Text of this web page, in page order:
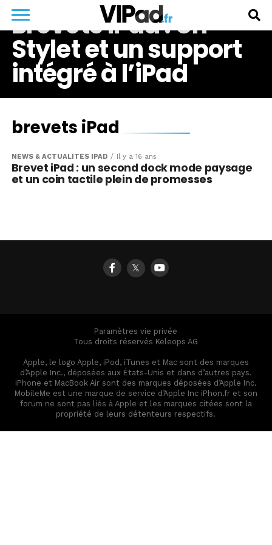
Brevets iPad : Un
Stylet et un support
intégré à l’iPad
brevets iPad
NEWS & ACTUALITÉS IPAD Il y a 16 ans
Brevet iPad : un second dock mode paysage
et un coin tactile plein de promesses
𝕏
Paramètres vie privée
Tous droits réservés Keleops AG
Apple, le logo Apple, iPod, iTunes et Mac sont des marques
d’Apple Inc., déposées aux États-Unis et dans d’autres pays.
iPhone et MacBook Air sont des marques déposées d’Apple Inc.
MobileMe est une marque de service d’Apple Inc iPhon.fr et son
forum ne sont pas liés à Apple et les marques citées sont la
propriété de leurs détenteurs respectifs.